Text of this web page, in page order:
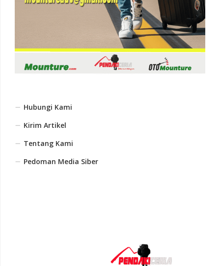
Hubungi Kami
Kirim Artikel
Tentang Kami
Pedoman Media Siber